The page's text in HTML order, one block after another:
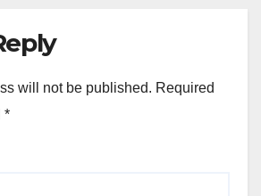
will not be published. Required
*